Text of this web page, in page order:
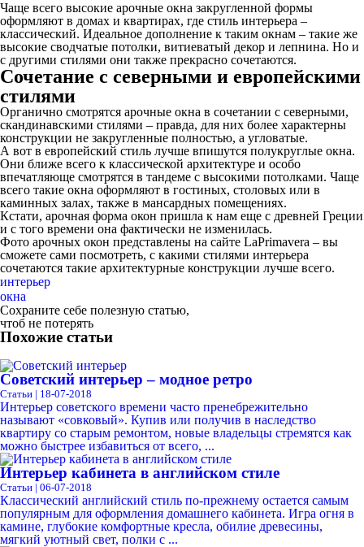
Чаще всего высокие арочные окна закругленной формы
оформляют в домах и квартирах, где стиль интерьера –
классический. Идеальное дополнение к таким окнам – такие же
высокие сводчатые потолки, витиеватый декор и лепнина. Но и
с другими стилями они также прекрасно сочетаются.
Сочетание с северными и европейскими
стилями
Органично смотрятся арочные окна в сочетании с северными,
скандинавскими стилями – правда, для них более характерны
конструкции не закругленные полностью, а угловатые.
А вот в европейский стиль лучше впишутся полукруглые окна.
Они ближе всего к классической архитектуре и особо
впечатляюще смотрятся в тандеме с высокими потолками. Чаще
всего такие окна оформляют в гостиных, столовых или в
каминных залах, также в мансардных помещениях.
Кстати, арочная форма окон пришла к нам еще с древней Греции
и с того времени она фактически не изменилась.
Фото арочных окон представлены на сайте LaPrimavera – вы
сможете сами посмотреть, с какими стилями интерьера
сочетаются такие архитектурные конструкции лучше всего.
интерьер
окна
Сохраните себе полезную статью,
чтоб не потерять
Похожие статьи
Советский интерьер – модное ретро
Статьи | 18-07-2018
Интерьер советского времени часто пренебрежительно
называют «совковый». Купив или получив в наследство
квартиру со старым ремонтом, новые владельцы стремятся как
можно быстрее избавиться от всего, ...
Интерьер кабинета в английском стиле
Статьи | 06-07-2018
Классический английский стиль по-прежнему остается самым
популярным для оформления домашнего кабинета. Игра огня в
камине, глубокие комфортные кресла, обилие древесины,
мягкий уютный свет, полки с ...